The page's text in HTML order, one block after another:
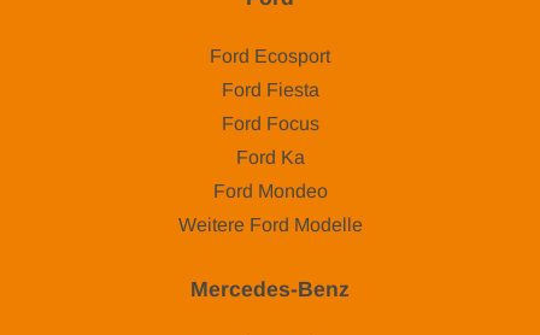
Ford Ecosport
Ford Fiesta
Ford Focus
Ford Ka
Ford Mondeo
Weitere Ford Modelle
Mercedes-Benz